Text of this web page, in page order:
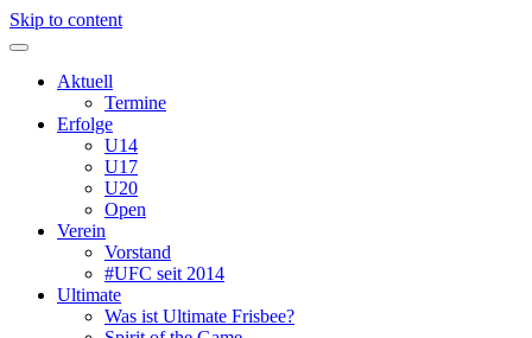
Skip to content
Aktuell
Termine
Erfolge
U14
U17
U20
Open
Verein
Vorstand
#UFC seit 2014
Ultimate
Was ist Ultimate Frisbee?